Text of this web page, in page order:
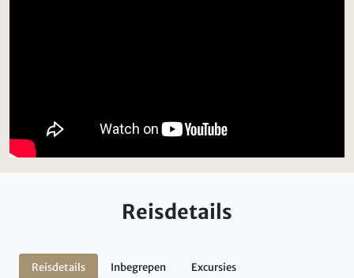
Reisdetails
Reisdetails Inbegrepen Excursies